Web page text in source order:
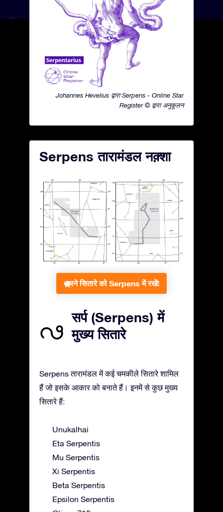
Johannes Hevelius द्वारा Serpens - Online Star
Register © द्वारा अनुकूलन
Serpens तारामंडल नक़्शा
अपने सितारे को Serpens में रखें!
सर्प (Serpens) में
मुख्य सितारे
Serpens तारामंडल में कई चमकीले सितारे शामिल
हैं जो इसके आकार को बनाते हैं। इनमें से कुछ मुख्य
सितारे हैं:
Unukalhai
Eta Serpentis
Mu Serpentis
Xi Serpentis
Beta Serpentis
Epsilon Serpentis